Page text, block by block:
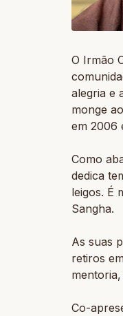
O Irmão
alegria e
monge
em 2006
Como
dedica
leigos. É
Sangha.
As suas
retiros
Co-